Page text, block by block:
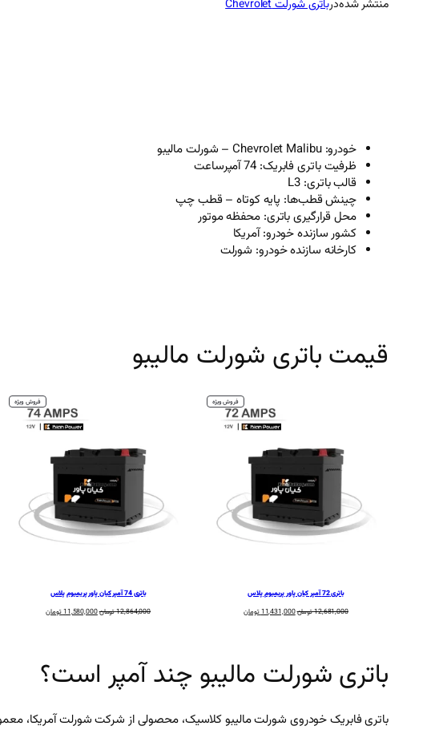
منتشر شدهدرباتری شورلت Chevrolet
خودرو: Chevrolet Malibu – شورلت مالیبو
ظرفیت باتری فابریک: 74 آمپرساعت
قالب باتری: L3
چینش قطب‌ها: پایه کوتاه – قطب چپ
محل قرارگیری باتری: محفظه موتور
کشور سازنده خودرو: آمریکا
کارخانه سازنده خودرو: شورلت
قیمت باتری شورلت مالیبو
فروش ویژهمحصول
تخفیف
باتری 72 آمپر کیان پاور پریمیوم پلاس
12,681,000تومانقیمت
11,431,000تومانقیمت
فروش ویژهمحصول
تخفیف
باتری 74 آمپر کیان پاور پریمیوم پلاس
12,864,000تومانقیمت
11,580,000تومانقیمت
باتری شورلت مالیبو چند آمپر است؟